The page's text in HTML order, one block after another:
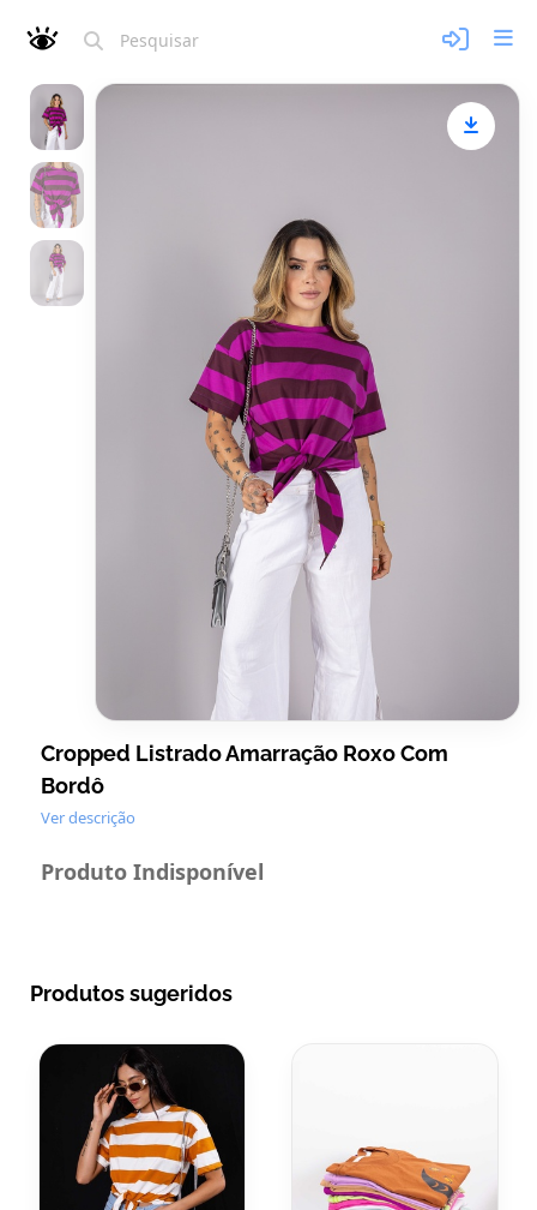
Cropped Listrado Amarração Roxo Com
Bordô
Ver descrição
Produto Indisponível
Produtos sugeridos